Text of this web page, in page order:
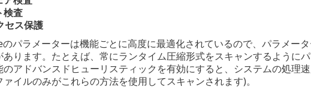
検査
セス保護
パラメーターは機能ごとに高度に最適化されているので、パラメー
あります。たとえば、常にランタイム圧縮形式をスキャンするように
のアドバンスドヒューリスティックを有効にすると、システムの処理
イルのみがこれらの方法を使用してスキャンされます)。